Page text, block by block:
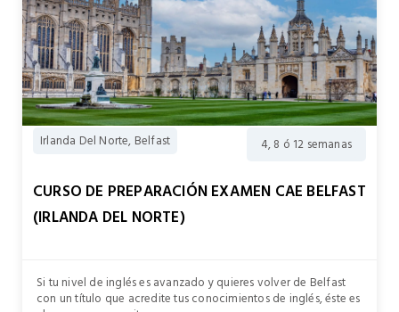
Irlanda Del Norte, Belfast 4, 8 ó 12 semanas
CURSO DE PREPARACIÓN EXAMEN CAE BELFAST
(IRLANDA DEL NORTE)
Si tu nivel de inglés es avanzado y quieres volver de Belfast
con un título que acredite tus conocimientos de inglés, éste es